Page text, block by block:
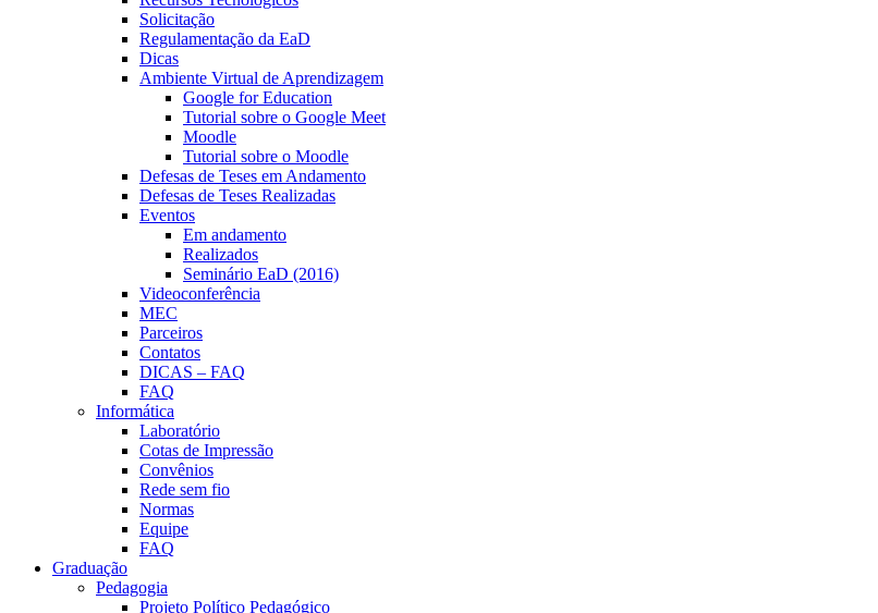
Solicitação
Regulamentação da EaD
Dicas
Ambiente Virtual de Aprendizagem
Google for Education
Tutorial sobre o Google Meet
Moodle
Tutorial sobre o Moodle
Defesas de Teses em Andamento
Defesas de Teses Realizadas
Eventos
Em andamento
Realizados
Seminário EaD (2016)
Videoconferência
MEC
Parceiros
Contatos
DICAS – FAQ
FAQ
Informática
Laboratório
Cotas de Impressão
Convênios
Rede sem fio
Normas
Equipe
FAQ
Graduação
Pedagogia
Projeto Político Pedagógico